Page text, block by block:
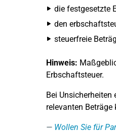
die festgesetzte
den
steuerfreie
Hinweis:
Erbschaftsteuer.
Bei
relevanten
Wollen Sie für